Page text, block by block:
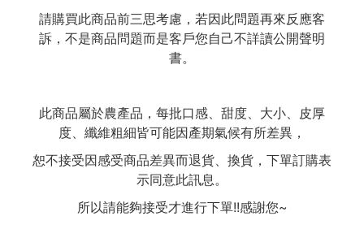
請購買此商品前三思考慮，若因此問題再來反應客
訴，不是商品問題而是客戶您自己不詳讀公開聲明
書。
此商品屬於農產品，每批口感、甜度、大小、皮厚
度、纖維粗細皆可能因產期氣候有所差異，
恕不接受因感受商品差異而退貨、換貨，下單訂購表
示同意此訊息。
所以請能夠接受才進行下單!!感謝您~